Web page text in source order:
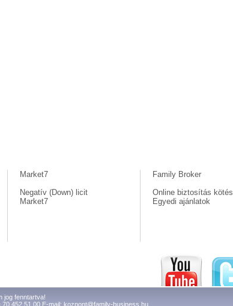
Market7
Negatív (Down) licit
Market7
Family Broker
Online biztosítás kötés
Egyedi ajánlatok
jog fenntartva!
452 51 00 E-mail: kozpont@family-business.hu